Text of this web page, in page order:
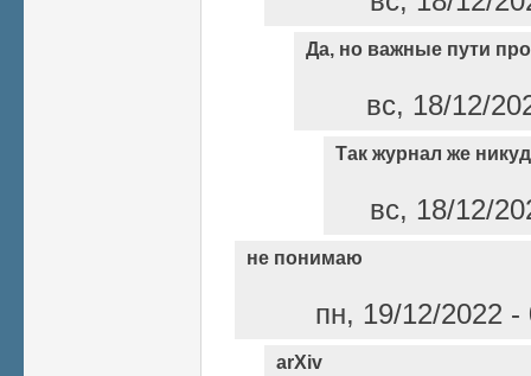
Да, но важные пути
вс, 18/12/
Так журнал же
вс, 18/12/
не понимаю
пн, 19/12/2022
arXiv